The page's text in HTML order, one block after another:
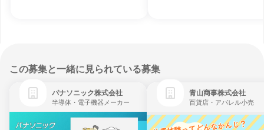
この募集と一緒に見られている募集
パナソニック株式会社
半導体・電子機器メーカー
青山商事株式会社
百貨店・アパレル小売